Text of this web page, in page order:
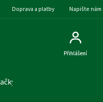
Doprava a platby Napište nám
Přihlášení